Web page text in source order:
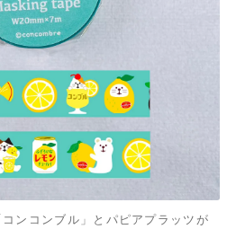
ンコンブル」とパピアプラッツが